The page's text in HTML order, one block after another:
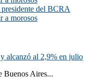
del BCRA
a morosos
alcanzó al 2,9% en julio
Buenos Aires...